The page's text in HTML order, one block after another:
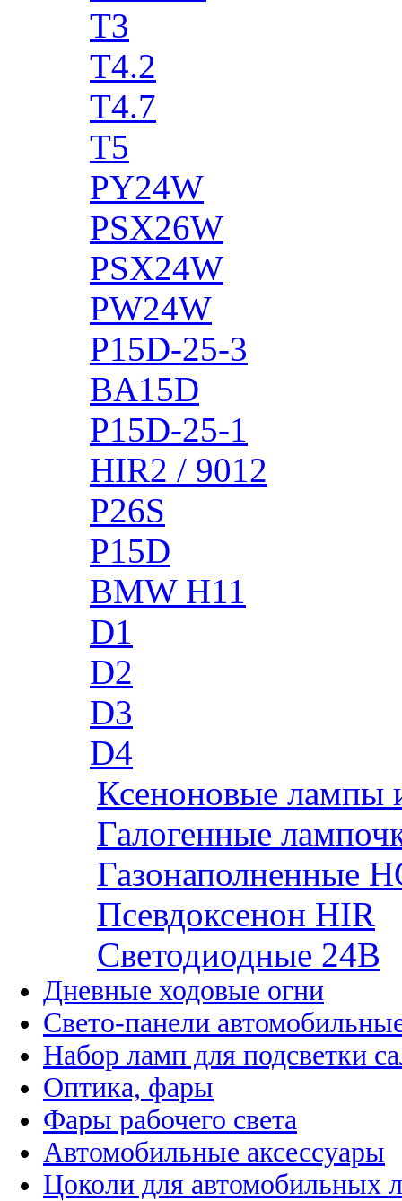
T3
T4.2
T4.7
T5
PY24W
PSX26W
PSX24W
PW24W
P15D-25-3
BA15D
P15D-25-1
HIR2 / 9012
P26S
P15D
BMW H11
D1
D2
D3
D4
Ксеноновые лампы
Галогенные
Газонаполненные
Псевдоксенон HIR
Cветодиодные 24B
Дневные ходовые огни
Свето-панели
Набор ламп для подсветки
Оптика, фары
Фары рабочего света
Автомобильные аксессуары
Цоколи для автомобильных